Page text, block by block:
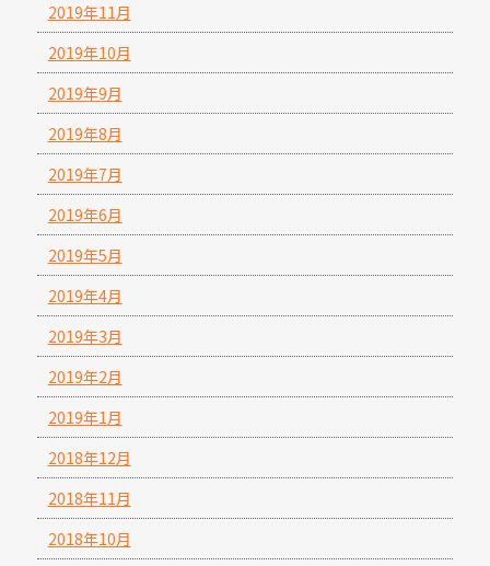
2019年11月
2019年10月
2019年9月
2019年8月
2019年7月
2019年6月
2019年5月
2019年4月
2019年3月
2019年2月
2019年1月
2018年12月
2018年11月
2018年10月